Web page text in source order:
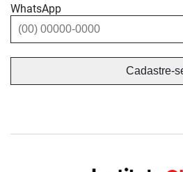
WhatsApp